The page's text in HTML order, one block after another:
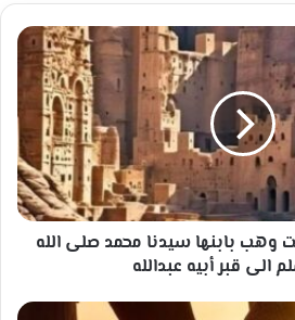
وهب بابنها سيدنا محمد صلى الله
الى قبر أبيه عبدالله